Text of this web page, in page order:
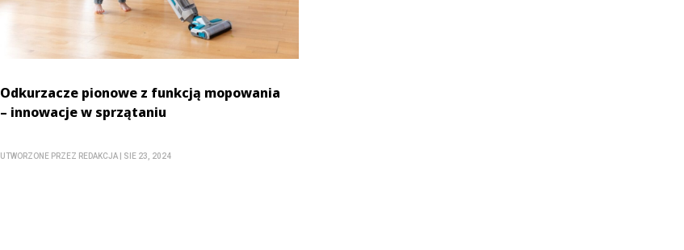
Odkurzacze pionowe z funkcją mopowania
– innowacje w sprzątaniu
UTWORZONE PRZEZ REDAKCJA SIE 23, 2024